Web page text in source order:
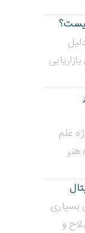
علم
هنر
بسیاری
و